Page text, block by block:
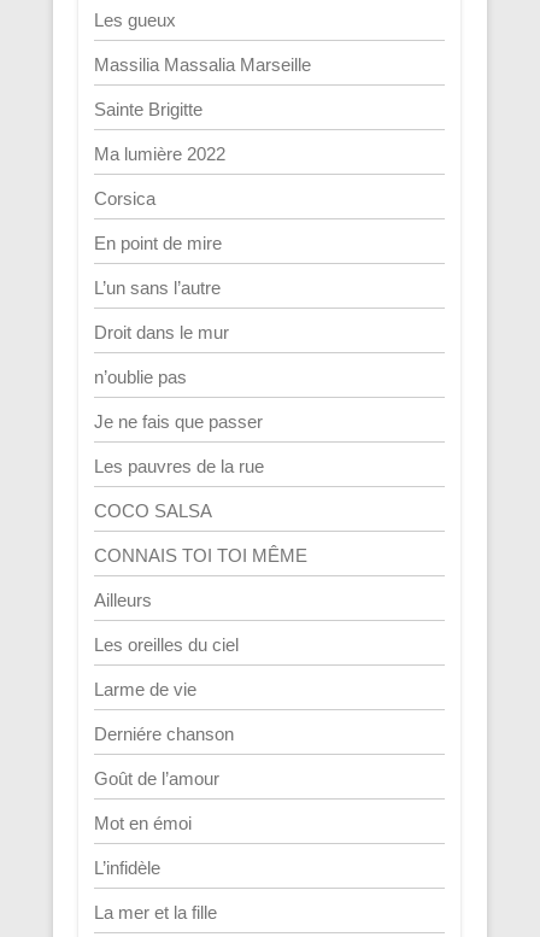
Les gueux
Massilia Massalia Marseille
Sainte Brigitte
Ma lumière 2022
Corsica
En point de mire
L’un sans l’autre
Droit dans le mur
n’oublie pas
Je ne fais que passer
Les pauvres de la rue
COCO SALSA
CONNAIS TOI TOI MÊME
Ailleurs
Les oreilles du ciel
Larme de vie
Derniére chanson
Goût de l’amour
Mot en émoi
L’infidèle
La mer et la fille